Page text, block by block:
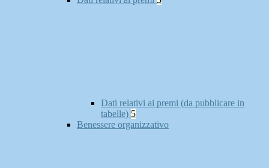
Dati relativi ai premi (da pubblicare in
tabelle) 5
Benessere organizzativo